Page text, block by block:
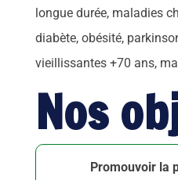
longue durée, maladies
diabète, obésité,
vieillissantes +70 ans,
Nos
Promouvoir la